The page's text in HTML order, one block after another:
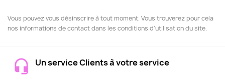
Vous pouvez vous désinscrire à tout moment. Vous trouverez pour cela
nos informations de contact dans les conditions d'utilisation du site.
Un service Clients à votre service